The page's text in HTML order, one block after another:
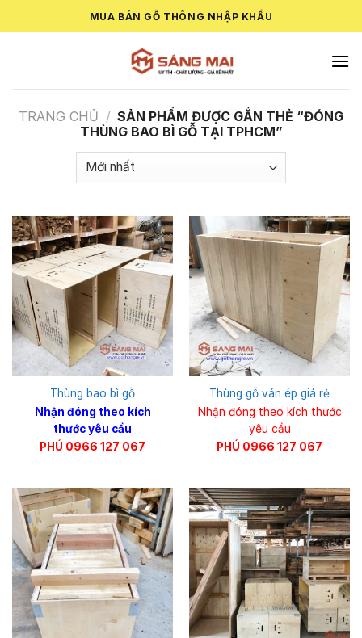
to
MUA BÁN GỖ THÔNG NHẬP KHẨU
TRANG CHỦ / SẢN PHẨM ĐƯỢC GẮN THẺ “ĐÓNG
THÙNG BAO BÌ GỖ TẠI TPHCM”
Thùng bao bì gỗ
Nhận đóng theo kích
thước yêu cầu
PHÚ 0966 127 067
Thùng gỗ ván ép giá rẻ
Nhận đóng theo kích thước
yêu cầu
PHÚ 0966 127 067